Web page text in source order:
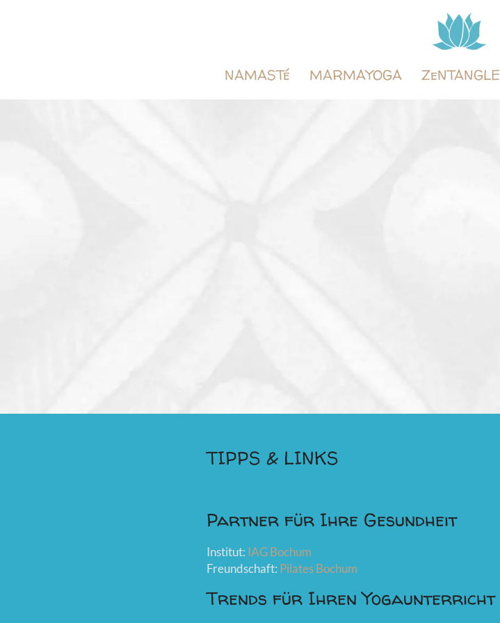
NAMASTé MARMAYOGA ZeNTANGLE
TIPPS & LINKS
Partner für Ihre Gesundheit
Institut: IAG Bochum
Freundschaft: Pilates Bochum
Trends für Ihren Yogaunterricht